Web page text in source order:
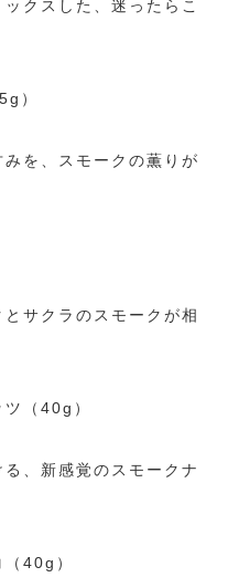
クスした、迷ったらこ
）
を、スモークの薫りが
とサクラのスモークが相
（40g）
、新感覚のスモークナ
40g）